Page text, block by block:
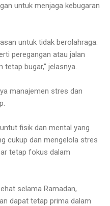
untuk menjaga kebugaran
untuk tidak berolahraga.
peregangan atau jalan
tetap bugar," jelasnya.
manajemen stres dan
fisik dan mental yang
cukup dan mengelola stres
tetap fokus dalam
selama Ramadan,
dapat tetap prima dalam